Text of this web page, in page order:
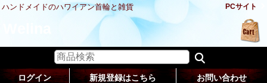
ハンドメイドのハワイアン首輪と雑貨 PCサイト
ログイン 新規登録はこちら お問い合わせ